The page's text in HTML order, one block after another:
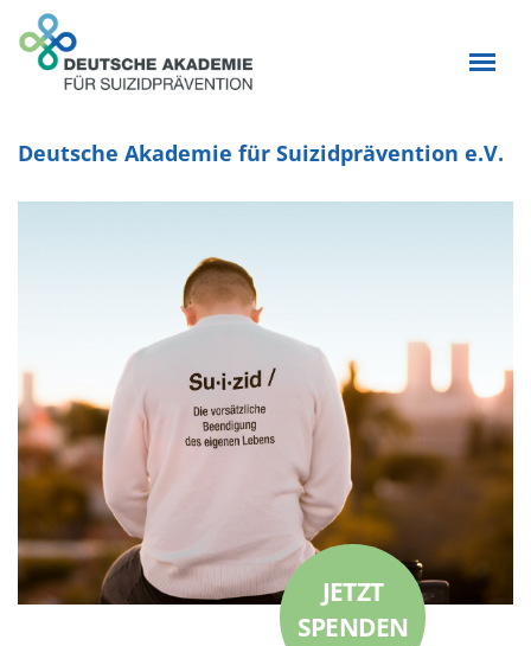
Deutsche Akademie für Suizidprävention e.V.
JETZT
SPENDEN